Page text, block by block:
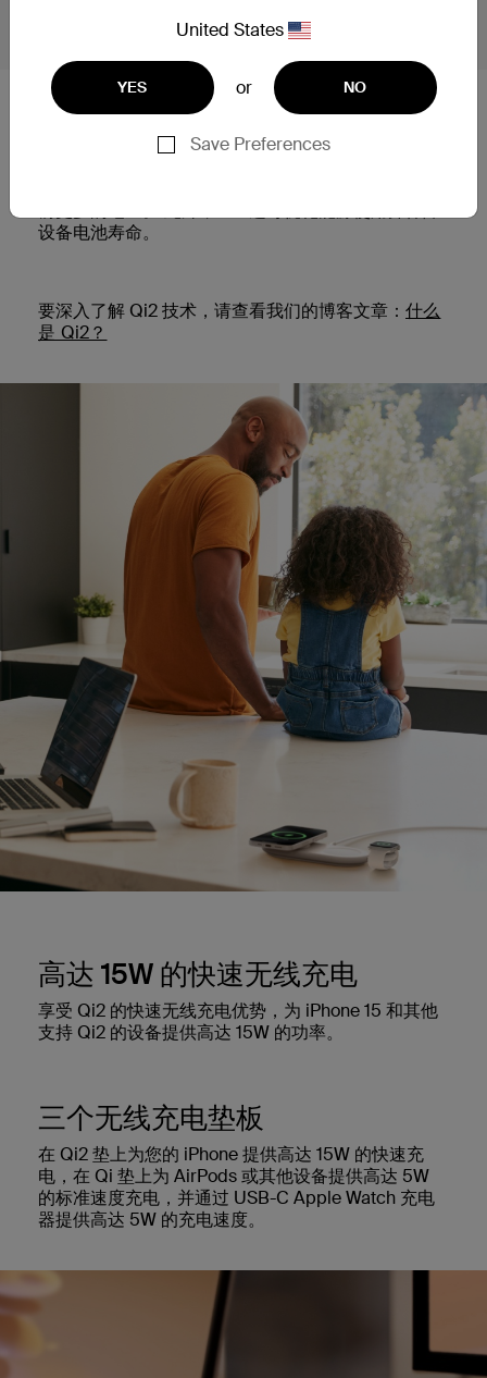
United States
YES or NO
Save Preferences
配备 Qi2
最新的无线充电技术已经到来：迎接 Qi2。 与 Qi2 认
设备电池寿命。
要深入了解 Qi2 技术，请查看我们的博客文章： 什么
是 Qi2？
高达 15W 的快速无线充电
享受 Qi2 的快速无线充电优势，为 iPhone 15 和其他
支持 Qi2 的设备提供高达 15W 的功率。
三个无线充电垫板
在 Qi2 垫上为您的 iPhone 提供高达 15W 的快速充
电，在 Qi 垫上为 AirPods 或其他设备提供高达 5W
的标准速度充电，并通过 USB-C Apple Watch 充电
器提供高达 5W 的充电速度。